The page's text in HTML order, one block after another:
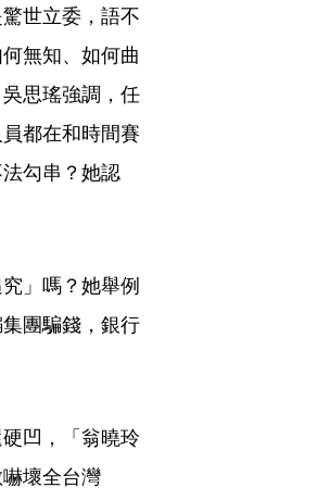
世立委，語不
無知、如何曲
思瑤強調，任
都在和時間賽
勾串？她認
」嗎？她舉例
團騙錢，銀行
凹，「翁曉玲
壞全台灣